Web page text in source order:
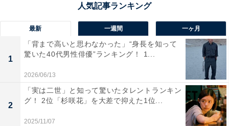
味が用意されています。近江牛は希少性が高いことで知
られ、しぐれ煮も高い評価を得ている商品です。
回答者からは、「名前のわかりやすさと、特別感のあり
そうな感じが良い」（20代女性／埼玉県）、「有名な近
江牛を使ったもので、滋賀県をアピールできます」（40
代女性／神奈川県）、「住んでいたことがあり、買って
みたかったから」（40代男性／福岡県）などの意見が寄
せられました。
最新 一週間 一ヶ月
1
「背まで高いと思わなかった」“身長を知って
驚いた40代男性俳優”ランキング！ 1...
2026/06/13
2
「実は二世」と知って驚いたタレントランキン
グ！ 2位「杉咲花」を大差で抑えた1位...
2025/11/07